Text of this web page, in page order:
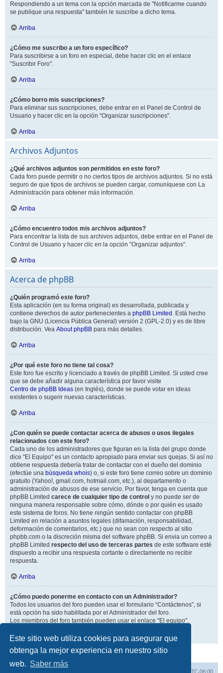
Este sitio web utiliza cookies para asegurar que
obtenga la mejor experiencia en nuestro sitio
web. Saber más
Respondiendo a un tema con la opción marcada de "Notificarme cuando
se publique una respuesta" también le suscribe a dicho tema.
Arriba
¿Cómo me suscribo a un foro específico?
Para suscribirse a un foro en especial, debe hacer clic en el enlace
"Suscribir Foro".
Arriba
¿Cómo borro mis suscripciones?
Para eliminar sus suscripciones, debe entrar en el Panel de Control de
Usuario y hacer clic en la opción "Organizar suscripciones".
Arriba
Archivos Adjuntos
¿Qué archivos adjuntos son permitidos en este foro?
Cada foro puede permitir o no ciertos tipos de archivos adjuntos. Si no está
seguro de que tipos de archivos se pueden cargar, comuníquese con La
Administración para obtener más información.
Arriba
¿Cómo encuentro todos mis archivos adjuntos?
Para encontrar la lista de sus archivos adjuntos, debe entrar en el Panel de
Control de Usuario y hacer clic en la opción "Organizar adjuntos".
Arriba
Acerca de phpBB
¿Quién programó este foro?
Esta aplicación (en su forma original) es desarrollada, publicada y
contiene derechos de autor pertenecientes a phpBB Limited . Está hecho
bajo la GNU (Licencia Pública General) versión 2 (GPL-2.0) y es de libre
distribución. Vea About phpBB para más detalles.
Arriba
¿Por qué este foro no tiene tal cosa?
Este foro fue escrito y licenciado a través de phpBB Limited. Si usted cree
que se debe añadir alguna característica por favor visite
Centro de phpBB Ideas (en Inglés), donde se puede votar en ideas
existentes o sugerir nuevas características.
Arriba
¿Con quién se puede contactar acerca de abusos o usos ilegales
relacionados con este foro?
Cada uno de los administradores que figuran en la lista del grupo donde
dice "El Equipo" es un contacto apropiado para enviar sus quejas. Si así no
obtiene respuesta debería tratar de contactar con el dueño del dominio
(efectúe una búsqueda whois) o, si este foro tiene correo sobre un dominio
gratuito (Yahoo!, gmail.com, hotmail.com, etc.), al departamento o
administración de abusos de ese servicio. Por favor, tenga en cuenta que
phpBB Limited carece de cualquier tipo de control y no puede ser de
ninguna manera responsable sobre cómo, dónde o por quién es usado
este sistema de foros. No tiene ningún sentido contactar con phpBB
Limited en relación a asuntos legales (difamación, responsabilidad,
deformación de comentarios, etc.) que no sean con respecto al sitio
phpbb.com o la discreción misma del software phpBB. Si envia un correo a
phpBB Limited respecto del uso de terceras partes de este software esté
dispuesto a recibir una respuesta cortante o directamente no recibir
respuesta.
Arriba
¿Cómo puedo ponerme en contacto con un Administrador?
Todos los usuarios del foro pueden usar el formulario “Contáctenos”, si
está opción ha sido habilitada por el Administrador del foro.
Los miembros del foro también pueden usar el enlace "El equipo".
Arriba
UTC-06:00